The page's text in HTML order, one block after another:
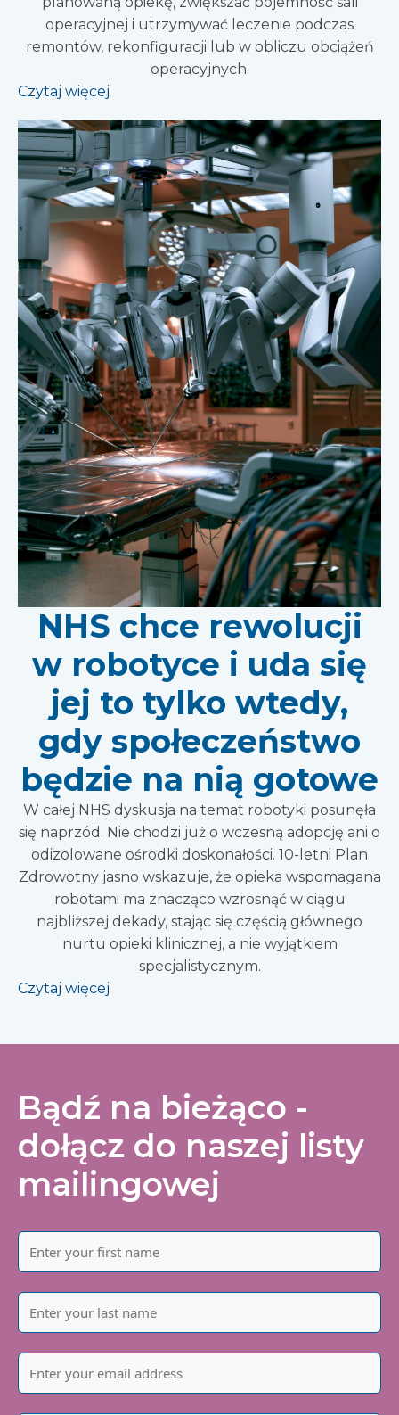
operacyjnej i utrzymywać leczenie podczas
remontów, rekonfiguracji lub w obliczu obciążeń
operacyjnych.
Czytaj więcej
NHS chce rewolucji
w robotyce i uda się
jej to tylko wtedy,
gdy społeczeństwo
będzie na nią gotowe
W całej NHS dyskusja na temat robotyki posunęła
się naprzód. Nie chodzi już o wczesną adopcję ani o
odizolowane ośrodki doskonałości. 10-letni Plan
Zdrowotny jasno wskazuje, że opieka wspomagana
robotami ma znacząco wzrosnąć w ciągu
najbliższej dekady, stając się częścią głównego
nurtu opieki klinicznej, a nie wyjątkiem
specjalistycznym.
Czytaj więcej
Bądź na bieżąco -
dołącz do naszej listy
mailingowej